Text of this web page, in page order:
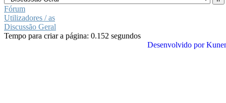
Fórum
Utilizadores / as
Discussão Geral
Tempo para criar a página: 0.152 segundos
Desenvolvido por